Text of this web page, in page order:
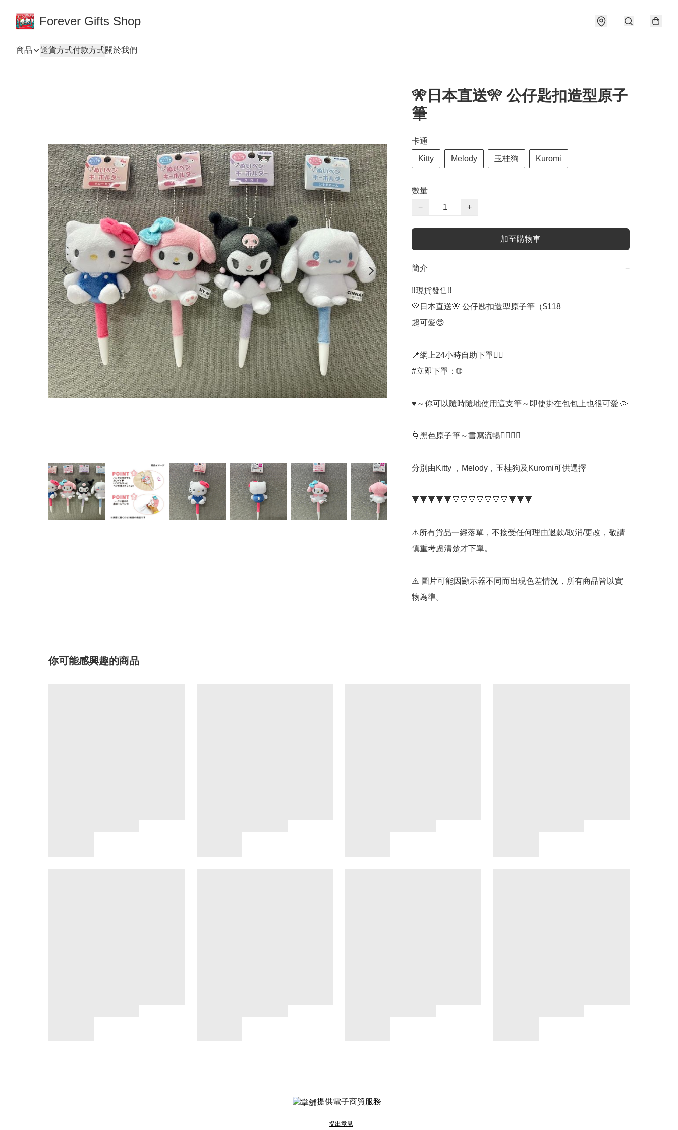
Forever Gifts Shop
商品 送貨方式付款方式關於我們
🎌日本直送🎌 公仔匙扣造型原子
筆
卡通
Kitty Melody 玉桂狗 Kuromi
數量
−
+
加至購物車
簡介 −
‼️現貨發售‼️
🎌日本直送🎌 公仔匙扣造型原子筆（$118
超可愛😍
📍網上24小時自助下單👍🏻
#立即下單：🌐
♥～你可以隨時隨地使用這支筆～即使掛在包包上也很可愛 🥳
🌀黑色原子筆～書寫流暢👍🏻🉐💯
分別由Kitty ，Melody，玉桂狗及Kuromi可供選擇
🔻🔻🔻🔻🔻🔻🔻🔻🔻🔻🔻🔻🔻🔻🔻
⚠️所有貨品一經落單，不接受任何理由退款/取消/更改，敬請
慎重考慮清楚才下單。
⚠️ 圖片可能因顯示器不同而出現色差情況，所有商品皆以實
物為準。
你可能感興趣的商品
提供電子商貿服務
提出意見